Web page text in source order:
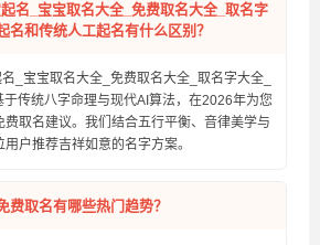
名_宝宝取名大全_免费取名大全_取名字
名和传统人工起名有什么区别？
_宝宝取名大全_免费取名大全_取名字大全_
传统八字命理与现代AI算法，在2026年为您
取名建议。我们结合五行平衡、音律美学与
户推荐吉祥如意的名字方案。
费取名有哪些热门趋势？